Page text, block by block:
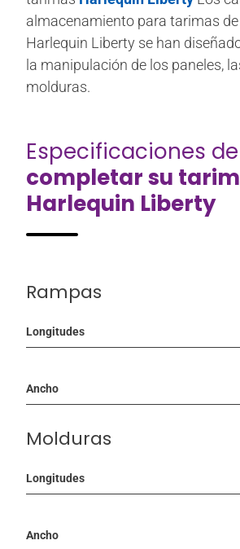
almacenamiento para tarimas
Harlequin Liberty se han
la manipulación de los paneles,
molduras.
Especificaciones de
completar su
Harlequin Liberty
Rampas
Longitudes
Ancho
Molduras
Longitudes
Ancho